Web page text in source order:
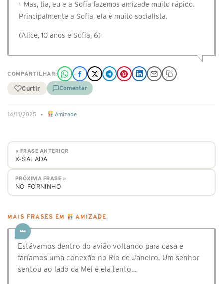
– Mas, tia, eu e a Sofia fazemos amizade muito rápido.
Principalmente a Sofia, ela é muito socialista.
(Alice, 10 anos e Sofia, 6)
COMPARTILHAR:
Curtir Comentar
14/11/2025 • Amizade
« FRASE ANTERIOR
X-SALADA
PRÓXIMA FRASE »
NO FORNINHO
MAIS FRASES EM AMIZADE
Estávamos dentro do avião voltando para casa e
faríamos uma conexão no Rio de Janeiro. Um senhor
sentou ao lado da Mel e ela tento…